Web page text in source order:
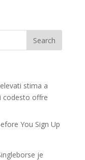
stima a
codesto offre
You Sign Up
je